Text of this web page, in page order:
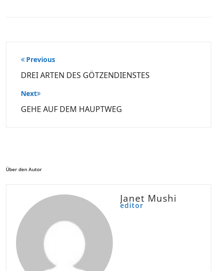
Beitragsnavigation
Previous
DREI ARTEN DES GÖTZENDIENSTES
Next
GEHE AUF DEM HAUPTWEG
Über den Autor
Janet Mushi
editor